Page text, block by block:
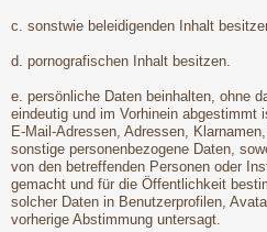
c. sonstwie beleidigenden Inhalt
d. pornografischen Inhalt besitzen.
e. persönliche Daten beinhalten, ohne
eindeutig und im Vorhinein abgestimmt
E-Mail-Adressen, Adressen,
sonstige personenbezogene Daten,
von den betreffenden Personen oder
gemacht und für die Öffentlichkeit
solcher Daten in Benutzerprofilen,
vorherige Abstimmung untersagt.